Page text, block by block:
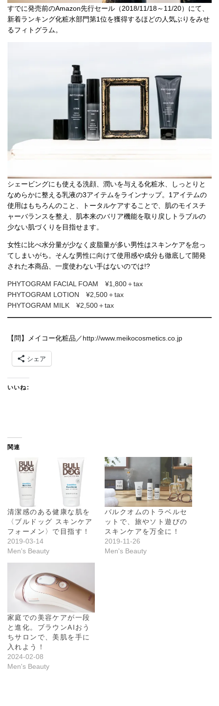
すでに発売前のAmazon先行セール（2018/11/18～11/20）にて、
新着ランキング化粧水部門第1位を獲得するほどの人気ぶりをみせ
るフィトグラム。
シェービングにも使える洗顔、潤いを与える化粧水、しっとりと
なめらかに整える乳液の3アイテムをラインナップ。1アイテムの
使用はもちろんのこと、トータルケアすることで、肌のモイスチ
ャーバランスを整え、肌本来のバリア機能を取り戻しトラブルの
少ない肌づくりを目指せます。
女性に比べ水分量が少なく皮脂量が多い男性はスキンケアを怠っ
てしまいがち。そんな男性に向けて使用感や成分も徹底して開発
された本商品、一度使わない手はないのでは!?
PHYTOGRAM FACIAL FOAM ¥1,800＋tax
PHYTOGRAM LOTION ¥2,500＋tax
PHYTOGRAM MILK ¥2,500＋tax
【問】メイコー化粧品／http://www.meikocosmetics.co.jp
シェア
いいね:
関連
清潔感のある健康な肌を
〈ブルドッグ スキンケア
フォーメン〉で目指す！
2019-03-14
Men's Beauty
バルクオムのトラベルセ
ットで、旅やソト遊びの
スキンケアを万全に！
2019-11-26
Men's Beauty
家庭での美容ケアが一段
と進化。ブラウンAIおう
ちサロンで、美肌を手に
入れよう！
2024-02-08
Men's Beauty